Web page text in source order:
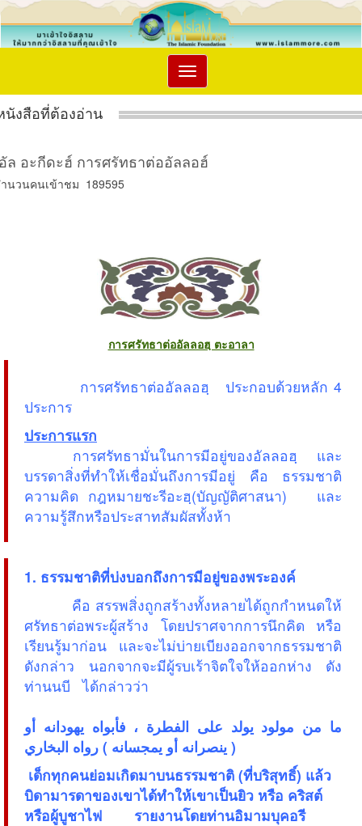
Toggle
navigation
นังสือที่ต้องอ่าน
ล อะกีดะฮ์ การศรัทธาต่ออัลลอฮ์
นวนคนเข้าชม 189595
การศรัทธาต่ออัลลอฮฺ ตะอาลา
การศรัทธาต่ออัลลอฮฺ ประกอบด้วยหลัก 4
ประการ
ประการแรก
การศรัทธามั่นในการมีอยู่ของอัลลอฮฺ และ
บรรดาสิ่งที่ทำให้เชื่อมั่นถึงการมีอยู่ คือ ธรรมชาติ
ความคิด กฎหมายชะรีอะฮฺ(บัญญัติศาสนา) และ
ความรู้สึกหรือประสาทสัมผัสทั้งห้า
1. ธรรมชาติที่บ่งบอกถึงการมีอยู่ของพระองค์
คือ สรรพสิ่งถูกสร้างทั้งหลายได้ถูกกำหนดให้
ศรัทธาต่อพระผู้สร้าง โดยปราศจากการนึกคิด หรือ
เรียนรู้มาก่อน และจะไม่บ่ายเบียงออกจากธรรมชาติ
ดังกล่าว นอกจากจะมีผู้รบเร้าจิตใจให้ออกห่าง ดัง
ท่านนบี ได้กล่าวว่า
ما من مولود يولد على الفطرة ، فأبواه يهودانه أو
ينصرانه أو يمجسانه ) رواه البخاري )
เด็กทุกคนย่อมเกิดมาบนธรรมชาติ (ที่บริสุทธิ์) แล้ว
บิดามารดาของเขาได้ทำให้เขาเป็นยิว หรือ คริสต์
หรือผู้บูชาไฟ รายงานโดยท่านอิมามบุคอรี